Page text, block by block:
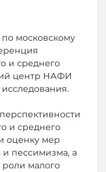
по московскому
и среднего
центр НАФИ
исследования.
и среднего
оценку мер
пессимизма, а
малого